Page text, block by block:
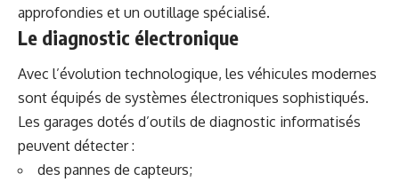
approfondies et un outillage spécialisé.
Le diagnostic électronique
Avec l’évolution technologique, les véhicules modernes
sont équipés de systèmes électroniques sophistiqués.
Les garages dotés d’outils de diagnostic informatisés
peuvent détecter :
des pannes de capteurs;